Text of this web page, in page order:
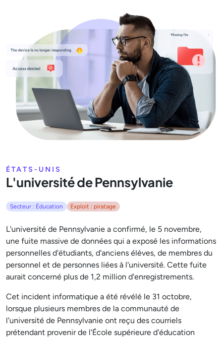
ÉTATS-UNIS
L'université de Pennsylvanie
Secteur : Éducation Exploit : piratage
L'université de Pennsylvanie a confirmé, le 5 novembre,
une fuite massive de données qui a exposé les informations
personnelles d'étudiants, d'anciens élèves, de membres du
personnel et de personnes liées à l'université. Cette fuite
aurait concerné plus de 1,2 million d'enregistrements.
Cet incident informatique a été révélé le 31 octobre,
lorsque plusieurs membres de la communauté de
l'université de Pennsylvanie ont reçu des courriels
prétendant provenir de l'École supérieure d'éducation